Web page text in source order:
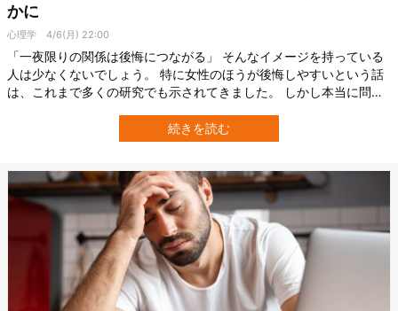
かに
心理学 4/6(月) 22:00
「一夜限りの関係は後悔につながる」 そんなイメージを持っている
人は少なくないでしょう。 特に女性のほうが後悔しやすいという話
は、これまで多くの研究でも示されてきました。 しかし本当に問題
の裏に別の理由があるのでしょうか。 オーストリア・インスブルッ
ク大学（University of Innsbruck）らの最新研究は、この素朴な疑問
続きを読む